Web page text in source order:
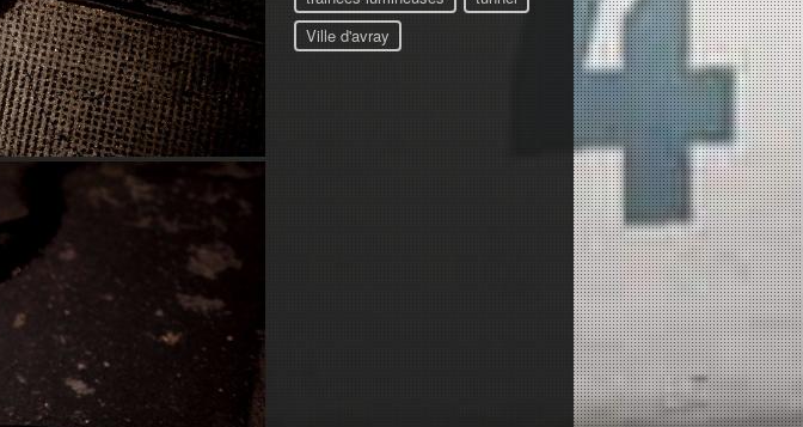
Ville d'avray